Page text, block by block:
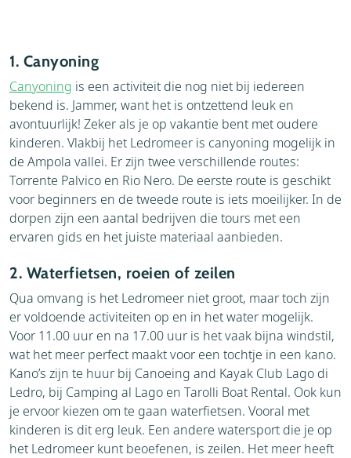
1. Canyoning
Canyoning is een activiteit die nog niet bij iedereen
bekend is. Jammer, want het is ontzettend leuk en
avontuurlijk! Zeker als je op vakantie bent met oudere
kinderen. Vlakbij het Ledromeer is canyoning mogelijk in
de Ampola vallei. Er zijn twee verschillende routes:
Torrente Palvico en Rio Nero. De eerste route is geschikt
voor beginners en de tweede route is iets moeilijker. In de
dorpen zijn een aantal bedrijven die tours met een
ervaren gids en het juiste materiaal aanbieden.
2. Waterfietsen, roeien of zeilen
Qua omvang is het Ledromeer niet groot, maar toch zijn
er voldoende activiteiten op en in het water mogelijk.
Voor 11.00 uur en na 17.00 uur is het vaak bijna windstil,
wat het meer perfect maakt voor een tochtje in een kano.
Kano’s zijn te huur bij Canoeing and Kayak Club Lago di
Ledro, bij Camping al Lago en Tarolli Boat Rental. Ook kun
je ervoor kiezen om te gaan waterfietsen. Vooral met
kinderen is dit erg leuk. Een andere watersport die je op
het Ledromeer kunt beoefenen, is zeilen. Het meer heeft